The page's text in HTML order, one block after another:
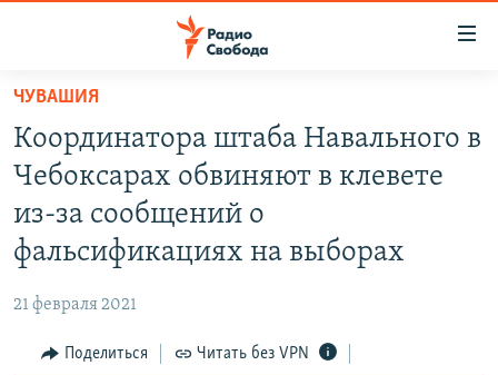
упрощенного
доступа
Вернуться
основному
содержанию
Вернутся
навигации
ПОДКАСТЫ
АВТОРСКИЕ ПРОЕКТЫ
ЦИТАТЫ СВОБОДЫ
КУЛЬТУРА
IDEL.РЕАЛИИ
ЧУВАШИЯ
Координатора штаба Навального в
Чебоксарах обвиняют в клевете
из-за сообщений о
фальсификациях на выборах
21 февраля 2021
Поделиться Читать без VPN